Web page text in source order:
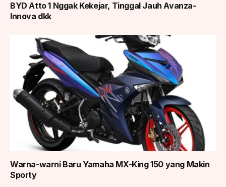
BYD Atto 1 Nggak Kekejar, Tinggal Jauh Avanza-
Innova dkk
Warna-warni Baru Yamaha MX-King 150 yang Makin
Sporty